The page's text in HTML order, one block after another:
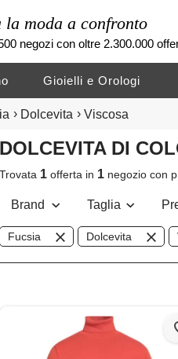
la moda a confronto
negozi con oltre 2.300.000
Gioielli e Orologi
› Dolcevita › Viscosa
DOLCEVITA DI
Trovata 1 offerta in 1 negoziocon
Brand Taglia
Fucsia Dolcevita